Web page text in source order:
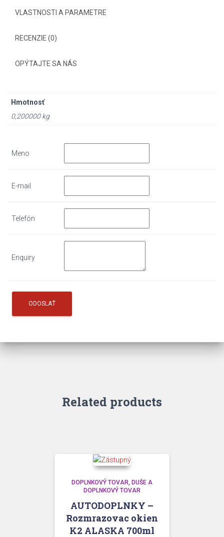
VLASTNOSTI A PARAMETRE
RECENZIE (0)
OPÝTAJTE SA NÁS
Hmotnosť
0,200000 kg
Meno
E-mail
Telefón
Enquiry
Related products
DOPLNKOVÝ TOVAR DUŠE A
DOPLNKOVÝ TOVAR
AUTODOPLNKY –
Rozmrazovac okien
K2 ALASKA 700ml